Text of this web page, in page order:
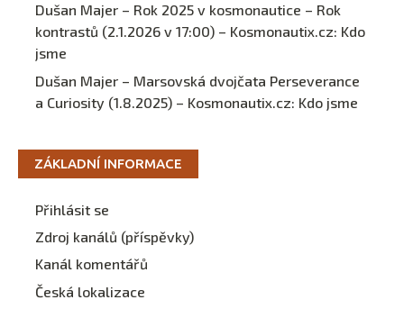
Dušan Majer – Rok 2025 v kosmonautice – Rok
kontrastů (2.1.2026 v 17:00) – Kosmonautix.cz: Kdo
jsme
Dušan Majer – Marsovská dvojčata Perseverance
a Curiosity (1.8.2025) – Kosmonautix.cz: Kdo jsme
ZÁKLADNÍ INFORMACE
Přihlásit se
Zdroj kanálů (příspěvky)
Kanál komentářů
Česká lokalizace